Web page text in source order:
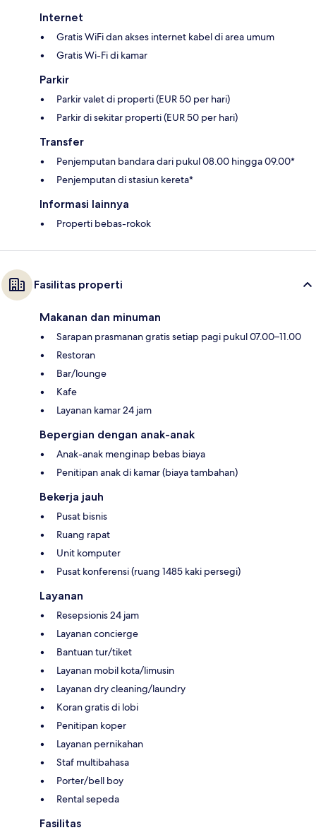
Internet
Gratis WiFi dan akses internet kabel di area umum
Gratis Wi-Fi di kamar
Parkir
Parkir valet di properti (EUR 50 per hari)
Parkir di sekitar properti (EUR 50 per hari)
Transfer
Penjemputan bandara dari pukul 08.00 hingga 09.00*
Penjemputan di stasiun kereta*
Informasi lainnya
Properti bebas-rokok
Fasilitas properti
Makanan dan minuman
Sarapan prasmanan gratis setiap pagi pukul 07.00–11.00
Restoran
Bar/lounge
Kafe
Layanan kamar 24 jam
Bepergian dengan anak-anak
Anak-anak menginap bebas biaya
Penitipan anak di kamar (biaya tambahan)
Bekerja jauh
Pusat bisnis
Ruang rapat
Unit komputer
Pusat konferensi (ruang 1485 kaki persegi)
Layanan
Resepsionis 24 jam
Layanan concierge
Bantuan tur/tiket
Layanan mobil kota/limusin
Layanan dry cleaning/laundry
Koran gratis di lobi
Penitipan koper
Layanan pernikahan
Staf multibahasa
Porter/bell boy
Rental sepeda
Fasilitas